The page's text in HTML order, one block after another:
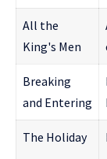
All the
King's Men
Breaking
and Entering
The Holiday